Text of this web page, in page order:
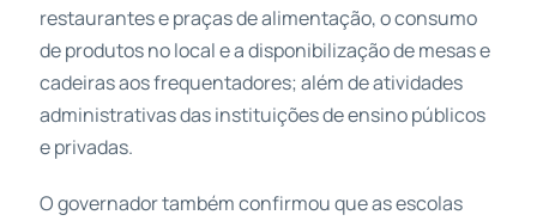
restaurantes e praças de alimentação, o consumo
de produtos no local e a disponibilização de mesas e
cadeiras aos frequentadores; além de atividades
administrativas das instituições de ensino públicos
e privadas.
O governador também confirmou que as escolas